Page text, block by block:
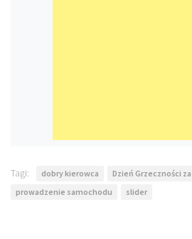
Tagi: dobry kierowca Dzień Grzeczności
prowadzenie samochodu
slider